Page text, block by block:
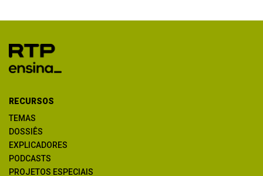
RECURSOS
TEMAS
DOSSIÊS
EXPLICADORES
PODCASTS
PROJETOS ESPECIAIS